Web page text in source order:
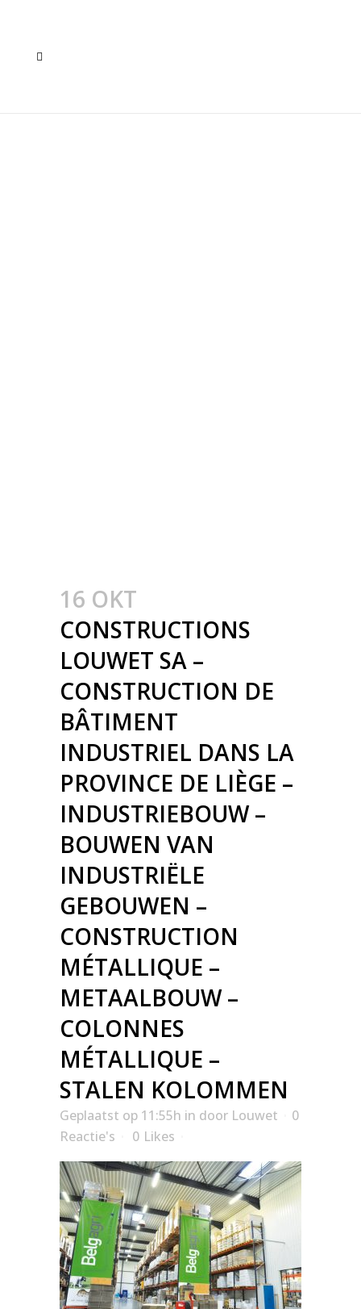
16 OKT
CONSTRUCTIONS
LOUWET SA –
CONSTRUCTION DE
BÂTIMENT
INDUSTRIEL DANS LA
PROVINCE DE LIÈGE –
INDUSTRIEBOUW –
BOUWEN VAN
INDUSTRIËLE
GEBOUWEN –
CONSTRUCTION
MÉTALLIQUE –
METAALBOUW –
COLONNES
MÉTALLIQUE –
STALEN KOLOMMEN
Geplaatst op 11:55h in door Louwet
0
Reactie's
0 Likes